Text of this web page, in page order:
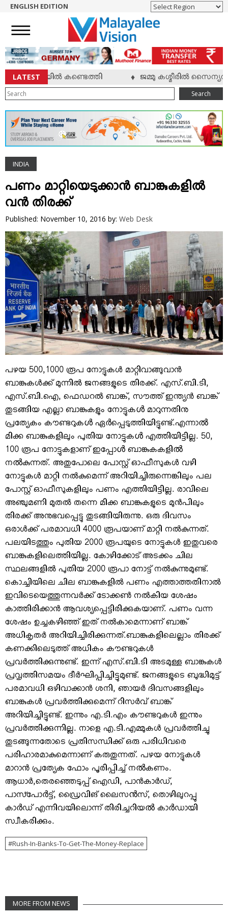
NEWS
ENGLISH
NRI
ENTERTAINMENT
MV SPECIAL
SPORTS
LIFESTYLE
TECH & AUTO
SOCIAL SPHERE
EDITORIAL
ARTS & LITERATURE
MAGAZINE
VIDEOS
YOUR SAY
COOKERY
KARSHAKAN
TOURS & TRAVEL
GREETINGS
CLASSIFIEDS
OBITUARY
ENGLISH EDITION
LATEST
നിലയില്‍ കണ്ടെത്തി ജമ്മു കശ്മീരില്‍
Search
INDIA
പണം മാറ്റിയെടുക്കാന്‍ ബാങ്കുകളില്‍
വന്‍ തിരക്ക്
Published: November 10, 2016 by: Web Desk
പഴയ 500,1000 രൂപ നോട്ടുകള്‍ മാറ്റിവാങ്ങുവാന്‍
ബാങ്കുകള്‍ക്ക് മുന്നില്‍ ജനങ്ങളുടെ തിരക്ക്. എസ്.ബി.ടി,
എസ്.ബി.ഐ, ഫെഡറല്‍ ബാങ്ക്, സൗത്ത് ഇന്ത്യന്‍ ബാങ്ക്
തുടങ്ങിയ എല്ലാ ബാങ്കുകളും നോട്ടുകൾ മാറുന്നതിനു
പ്രത്യേകം കൗണ്ടറുകൾ ഏർപ്പെടുത്തിയിട്ടുണ്ട്.എന്നാൽ
മിക്ക ബാങ്കുകളിലും പുതിയ നോട്ടുകൾ എത്തിയിട്ടില്ല. 50,
100 രൂപ നോട്ടുകളാണ് ഇപ്പോൾ ബാങ്കുകകളിൽ
നൽകുന്നത്. അതുപോലെ പോസ്റ്റ് ഓഫീസുകള്‍ വഴി
നോട്ടുകള്‍ മാറ്റി നല്‍കുമെന്ന് അറിയിച്ചിരുന്നെങ്കിലും പല
പോസ്റ്റ് ഓഫീസുകളിലും പണം എത്തിയിട്ടില്ല. രാവിലെ
അഞ്ചുമണി മുതല്‍ തന്നെ മിക്ക ബാങ്കുകളുടെ മുന്‍പിലും
തിരക്ക് അനുഭവപ്പെട്ടു തുടങ്ങിയിരുന്നു. ഒരു ദിവസം
ഒരാള്‍ക്ക് പരമാവധി 4000 രൂപയാണ് മാറ്റി നല്‍കുന്നത്.
പലയിടത്തും പുതിയ 2000 രൂപയുടെ നോട്ടുകള്‍ ഇതുവരെ
ബാങ്കുകളിലെത്തിയില്ല. കോഴിക്കോട് അടക്കം ചില
സ്ഥലങ്ങളില്‍ പുതിയ 2000 രൂപാ നോട്ട് നല്‍കുന്നുമുണ്ട്.
കൊച്ചിയിലെ ചില ബാങ്കുകളില്‍ പണം എത്താത്തതിനാല്‍
ഇവിടെയെത്തുന്നവര്‍ക്ക് ടോക്കണ്‍ നല്‍കിയ ശേഷം
കാത്തിരിക്കാന്‍ ആവശ്യപ്പെട്ടിരിക്കുകയാണ്. പണം വന്ന
ശേഷം ഉച്ചകഴിഞ്ഞ് ഇത് നല്‍കാമെന്നാണ് ബാങ്ക്
അധികൃതര്‍ അറിയിച്ചിരിക്കുന്നത്.ബാങ്കുകളിലെല്ലാം തിരക്ക്
കണക്കിലെടുത്ത് അധികം കൗണ്ടറുകള്‍
പ്രവര്‍ത്തിക്കുന്നുണ്ട്. ഇന്ന് എസ്.ബി.ടി അടമുള്ള ബാങ്കുകള്‍
പ്രവൃത്തിസമയം ദീര്‍ഘിപ്പിച്ചിട്ടുമുണ്ട്. ജനങ്ങളുടെ ബുദ്ധിമുട്ട്
പരമാവധി ഒഴിവാക്കാന്‍ ശനി, ഞായര്‍ ദിവസങ്ങളിലും
ബാങ്കുകള്‍ പ്രവര്‍ത്തിക്കുമെന്ന് റിസര്‍വ് ബാങ്ക്
അറിയിച്ചിട്ടുണ്ട്. ഇന്നും എ.ടി.എം കൗണ്ടറുകള്‍ ഇന്നും
പ്രവര്‍ത്തിക്കുന്നില്ല. നാളെ എ.ടി.എമ്മുകള്‍ പ്രവര്‍ത്തിച്ചു
തുടങ്ങുന്നതോടെ പ്രതിസന്ധിക്ക് ഒരു പരിധിവരെ
പരിഹാരമാകുമെന്നാണ് കരുതുന്നത്. പഴയ നോട്ടുകള്‍
മാറാന്‍ പ്രത്യേക ഫോം പൂരിപ്പിച്ച് നൽകണം.
ആധാര്‍,തെരഞ്ഞെടുപ്പ് ഐഡി, പാന്‍കാര്‍ഡ്,
പാസ്പോർട്ട്, ഡ്രൈവിങ് ലൈസൻസ്, തൊഴിലുറപ്പു
കാർഡ് എന്നിവയിലൊന്ന് തിരിച്ചറിയൽ കാർഡായി
സ്വീകരിക്കും.
Rush-In-Banks-To-Get-The-Money-Replace
MORE FROM NEWS